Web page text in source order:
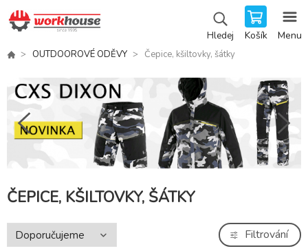
Hledej Košík Menu
OUTDOOROVÉ ODĚVY Čepice, kšiltovky, šátky
ČEPICE, KŠILTOVKY, ŠÁTKY
Filtrování